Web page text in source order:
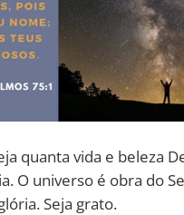
quanta vida e beleza
O universo é obra do
Seja grato.